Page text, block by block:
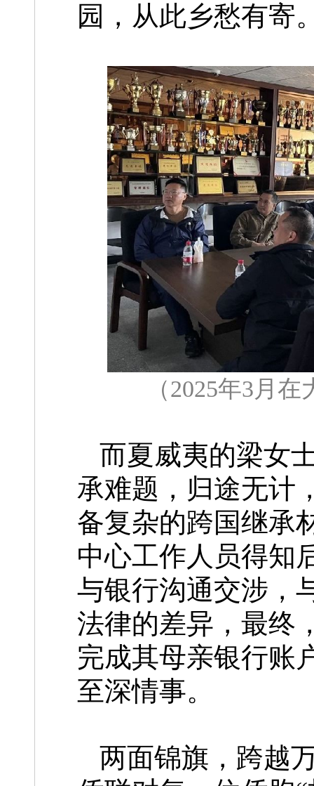
园，从此乡愁有寄
（2025年3月
而夏威夷的梁女
承难题，归途无计
备复杂的跨国继承
中心工作人员得知
与银行沟通交涉，
法律的差异，最终
完成其母亲银行账
至深情事。
两面锦旗，跨越